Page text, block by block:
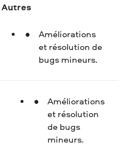
Autres
Améliorations
et résolution de
bugs mineurs.
Améliorations
et résolution
de bugs
mineurs.